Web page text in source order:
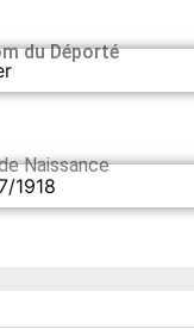
du Déporté
Naissance
1918